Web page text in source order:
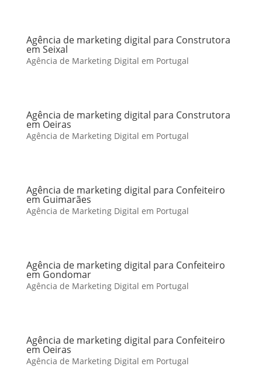
Agência de marketing digital para Construtora
em Seixal
Agência de Marketing Digital em Portugal
Agência de marketing digital para Construtora
em Oeiras
Agência de Marketing Digital em Portugal
Agência de marketing digital para Confeiteiro
em Guimarães
Agência de Marketing Digital em Portugal
Agência de marketing digital para Confeiteiro
em Gondomar
Agência de Marketing Digital em Portugal
Agência de marketing digital para Confeiteiro
em Oeiras
Agência de Marketing Digital em Portugal